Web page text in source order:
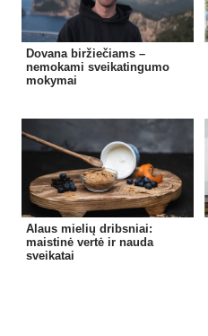
Dovana biržiečiams –
nemokami sveikatingumo
mokymai
Alaus mielių dribsniai:
maistinė vertė ir nauda
sveikatai